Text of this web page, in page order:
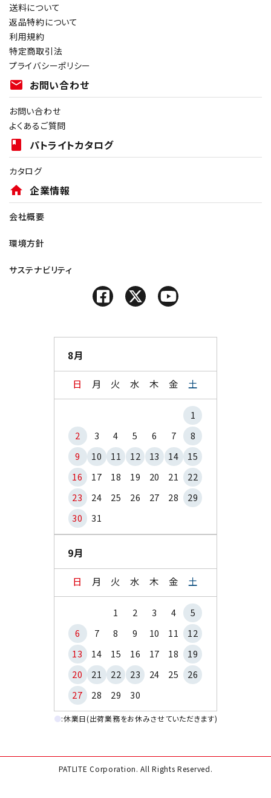
送料について
返品特約について
利用規約
特定商取引法
プライバシーポリシー
mail お問い合わせ
お問い合わせ
よくあるご質問
book パトライトカタログ
カタログ
home 企業情報
会社概要
環境方針
サステナビリティ
8月
日 月 火 水 木 金 土
1
2
3 4 5 6 7
8
9
10 11 12 13 14
15
16
17 18 19 20 21
22
23
24 25 26 27 28
29
30
31
9月
日 月 火 水 木 金 土
1 2 3 4
5
6
7 8 9 10 11
12
13
14 15 16 17 18
19
20
21 22 23 24 25
26
27
28 29 30
●:休業日(出荷業務をお休みさせていただきます)
PATLITE Corporation. All Rights Reserved.